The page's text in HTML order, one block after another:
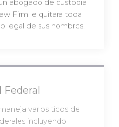
abogado de custodia
Firm le quitara toda
legal de sus hombros.
Federal
varios tipos de
incluyendo